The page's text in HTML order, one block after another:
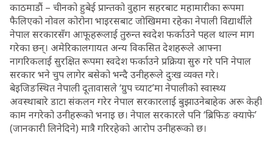
काठमाडौं – चीनको हुबेई प्रान्तको वुहान सहरबाट महामारीका रूपमा
फैलिएको नोवल कोरोना भाइरसबाट जोखिममा रहेका नेपाली विद्यार्थीले
नेपाल सरकारसँग आफूहरूलाई तुरुन्त स्वदेश फर्काउने पहल थाल्न माग
गरेका छन्। अमेरिकालगायत अन्य विकसित देशहरूले आफ्ना
नागरिकलाई सुरक्षित रूपमा स्वदेश फर्काउने प्रक्रिया सुरु गरे पनि नेपाल
सरकार भने चुप लागेर बसेको भन्दै उनीहरूले दुःख व्यक्त गरे।
बेइजिङस्थित नेपाली दूतावासले ‘ग्रुप च्याट’मा नेपालीको स्वास्थ्य
अवस्थाबारे डाटा संकलन गरेर नेपाल सरकारलाई बुझाउनेबाहेक अरू केही
काम नगरेको उनीहरूको भनाइ छ। नेपाल सरकारले पनि ‘ब्रिफिङ क्याफे’
(जानकारी लिनेदिने) मात्रै गरिरहेको आरोप उनीहरूको छ।